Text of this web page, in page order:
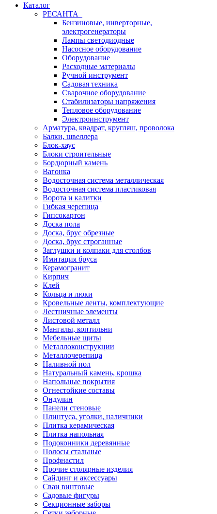
Каталог
РЕСАНТА
Бензиновые, инверторные,
электрогенераторы
Лампы светодиодные
Насосное оборудование
Оборудование
Расходные материалы
Ручной инструмент
Садовая техника
Сварочное оборудование
Стабилизаторы напряжения
Тепловое оборудование
Электроинструмент
Арматура, квадрат, кругляш, проволока
Балки, швеллера
Блок-хаус
Блоки строительные
Бордюрный камень
Вагонка
Водосточная система металлическая
Водосточная система пластиковая
Ворота и калитки
Гибкая черепица
Гипсокартон
Доска пола
Доска, брус обрезные
Доска, брус строганные
Заглушки и колпаки для столбов
Имитация бруса
Керамогранит
Кирпич
Клей
Кольца и люки
Кровельные ленты, комплектующие
Лестничные элементы
Листовой металл
Мангалы, коптильни
Мебельные щиты
Металлоконструкции
Металлочерепица
Наливной пол
Натуральный камень, крошка
Напольные покрытия
Огнестойкие составы
Ондулин
Панели стеновые
Плинтуса, уголки, наличники
Плитка керамическая
Плитка напольная
Подоконники деревянные
Полосы стальные
Профнастил
Прочие столярные изделия
Сайдинг и аксессуары
Сваи винтовые
Садовые фигуры
Секционные заборы